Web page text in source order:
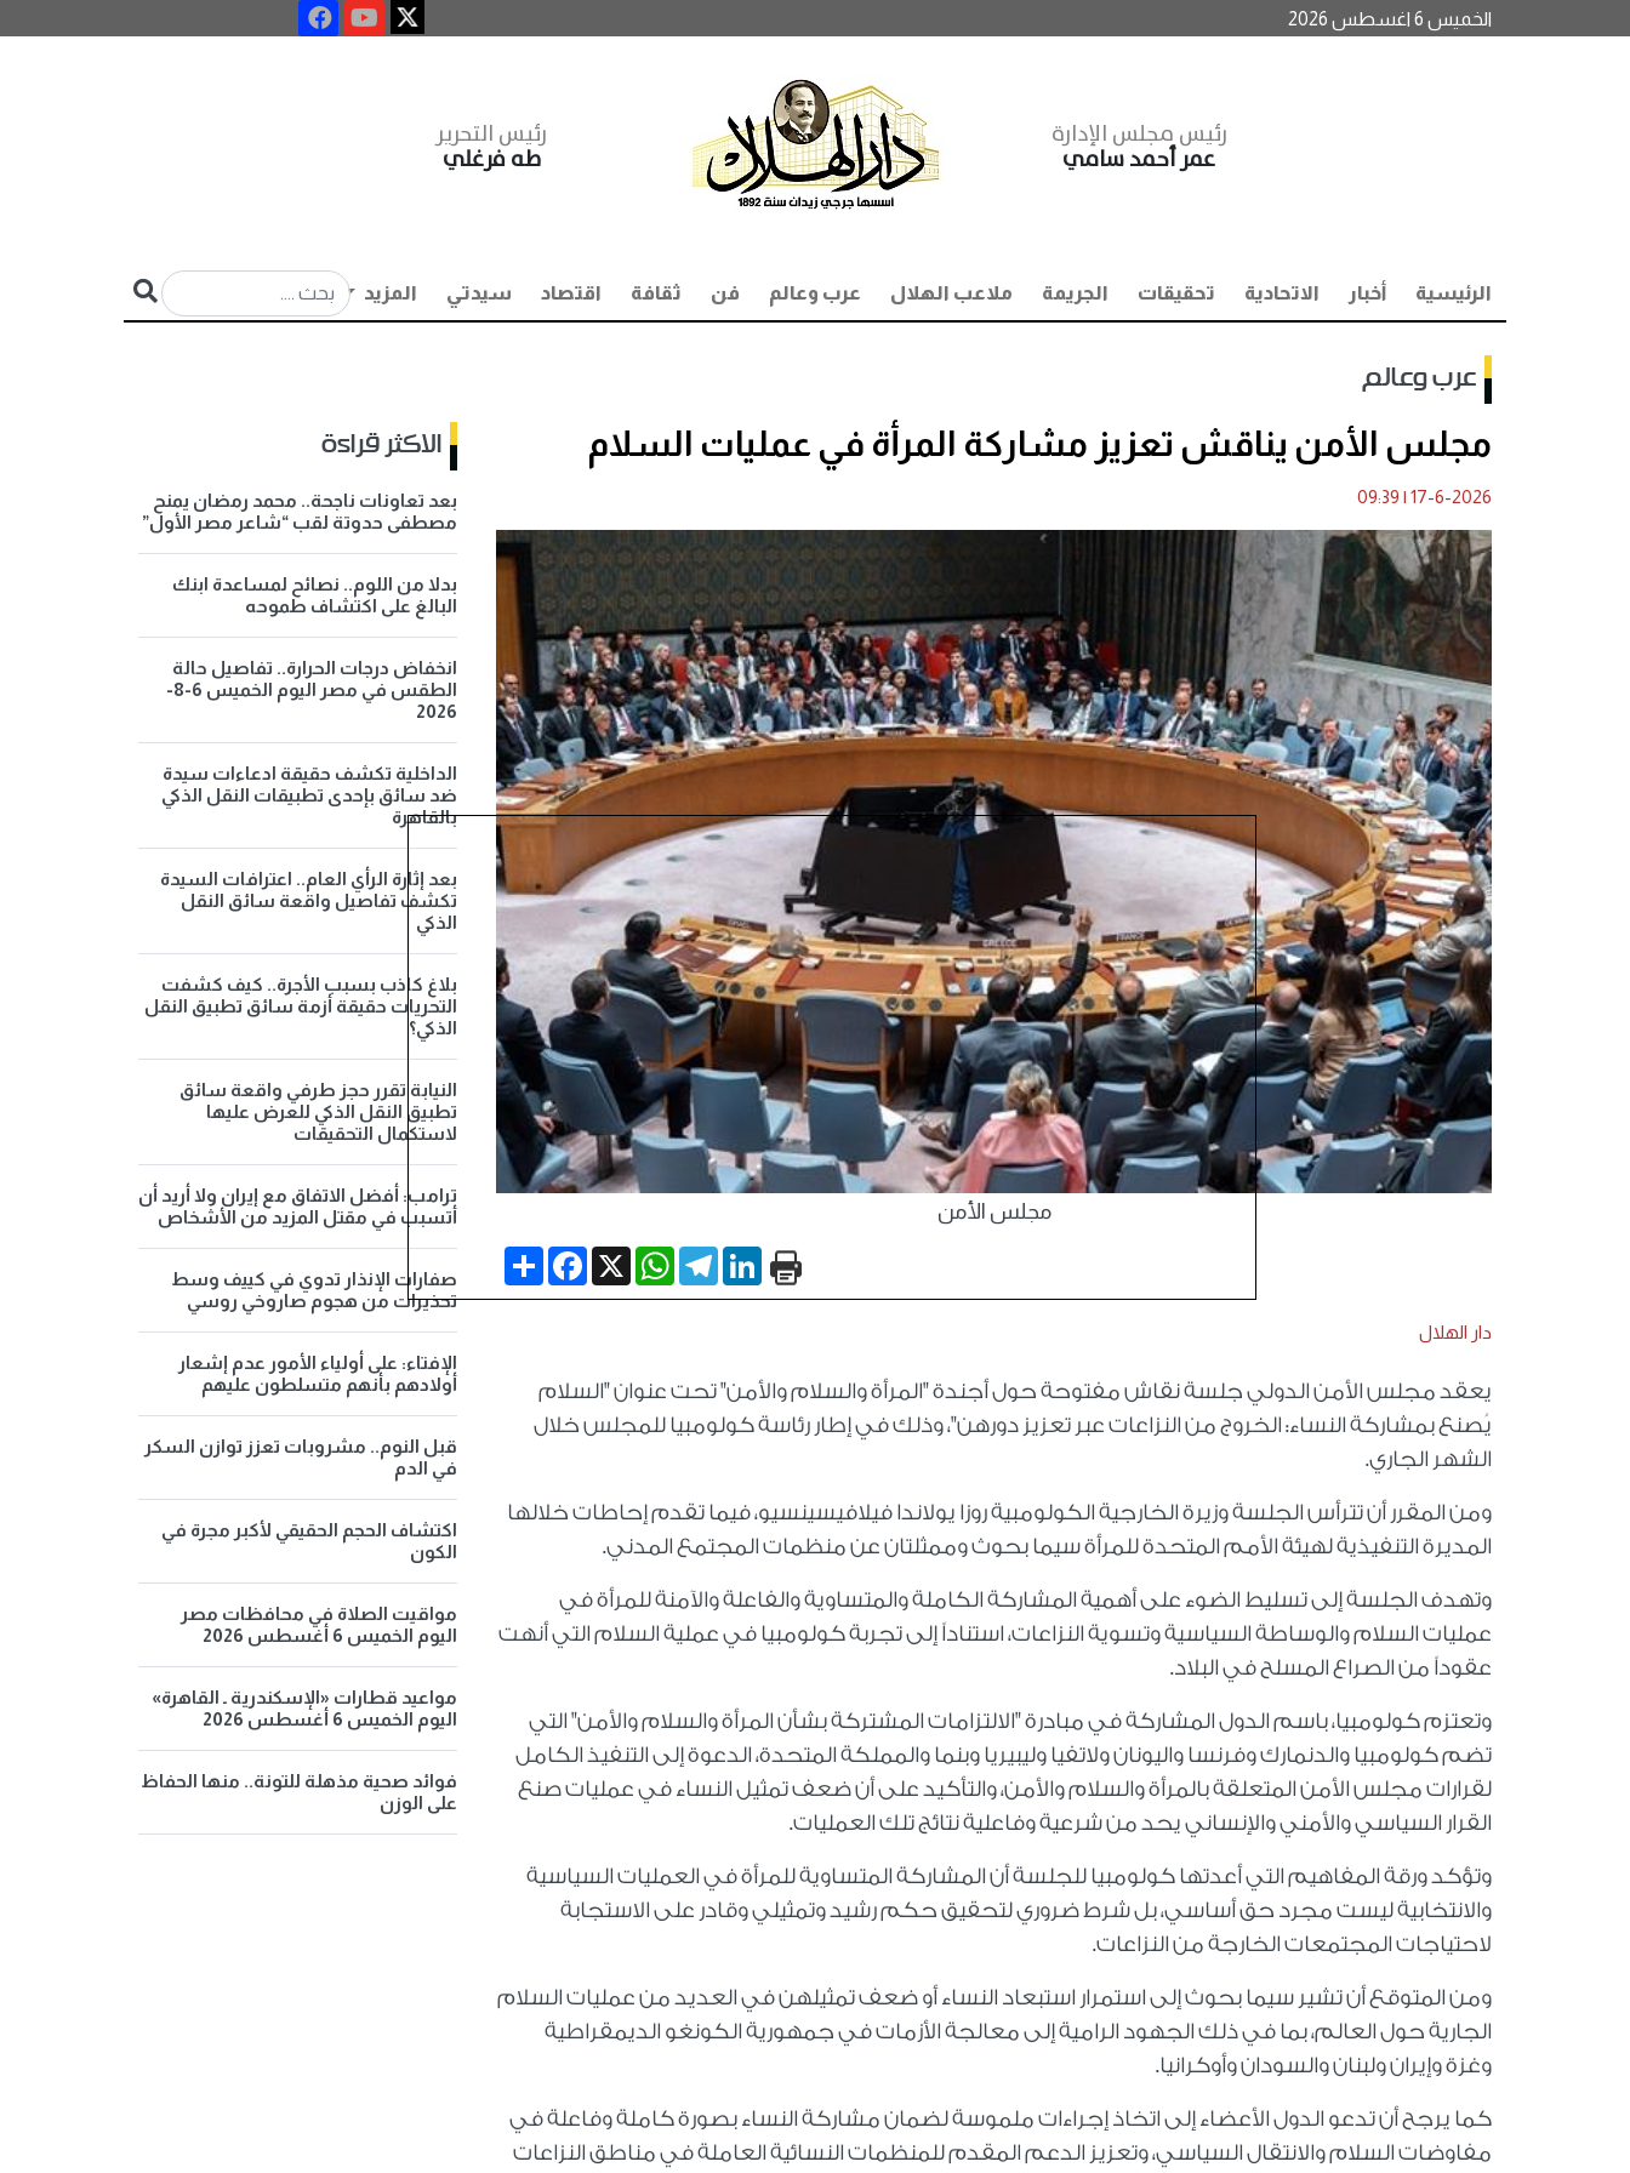
الخميس 6 اغسطس 2026
رئيس مجلس الإدارة
عمر أحمد سامي
رئيس التحرير
طه فرغلي
الرئيسية أخبار الاتحادية تحقيقات الجريمة ملاعب الهلال عرب وعالم فن ثقافة اقتصاد سيدتي المزيد
عرب وعالم
مجلس الأمن يناقش تعزيز مشاركة المرأة في عمليات السلام
17-6-2026
|
09:39
مجلس الأمن
Share
Facebook X
WhatsApp
TelegramLinkedIn
دار الهلال
يعقد مجلس الأمن الدولي جلسة نقاش مفتوحة حول أجندة "المرأة والسلام والأمن" تحت عنوان "السلام
يُصنع بمشاركة النساء: الخروج من النزاعات عبر تعزيز دورهن"، وذلك في إطار رئاسة كولومبيا للمجلس خلال
الشهر الجاري.
ومن المقرر أن تترأس الجلسة وزيرة الخارجية الكولومبية روزا يولاندا فيلافيسينسيو، فيما تقدم إحاطات خلالها
المديرة التنفيذية لهيئة الأمم المتحدة للمرأة سيما بحوث وممثلتان عن منظمات المجتمع المدني.
وتهدف الجلسة إلى تسليط الضوء على أهمية المشاركة الكاملة والمتساوية والفاعلة والآمنة للمرأة في
عمليات السلام والوساطة السياسية وتسوية النزاعات، استناداً إلى تجربة كولومبيا في عملية السلام التي أنهت
عقوداً من الصراع المسلح في البلاد.
وتعتزم كولومبيا، باسم الدول المشاركة في مبادرة "الالتزامات المشتركة بشأن المرأة والسلام والأمن" التي
تضم كولومبيا والدنمارك وفرنسا واليونان ولاتفيا وليبيريا وبنما والمملكة المتحدة، الدعوة إلى التنفيذ الكامل
لقرارات مجلس الأمن المتعلقة بالمرأة والسلام والأمن، والتأكيد على أن ضعف تمثيل النساء في عمليات صنع
القرار السياسي والأمني والإنساني يحد من شرعية وفاعلية نتائج تلك العمليات.
وتؤكد ورقة المفاهيم التي أعدتها كولومبيا للجلسة أن المشاركة المتساوية للمرأة في العمليات السياسية
والانتخابية ليست مجرد حق أساسي، بل شرط ضروري لتحقيق حكم رشيد وتمثيلي وقادر على الاستجابة
لاحتياجات المجتمعات الخارجة من النزاعات.
ومن المتوقع أن تشير سيما بحوث إلى استمرار استبعاد النساء أو ضعف تمثيلهن في العديد من عمليات السلام
الجارية حول العالم، بما في ذلك الجهود الرامية إلى معالجة الأزمات في جمهورية الكونغو الديمقراطية
وغزة وإيران ولبنان والسودان وأوكرانيا.
كما يرجح أن تدعو الدول الأعضاء إلى اتخاذ إجراءات ملموسة لضمان مشاركة النساء بصورة كاملة وفاعلة في
مفاوضات السلام والانتقال السياسي، وتعزيز الدعم المقدم للمنظمات النسائية العاملة في مناطق النزاعات
الاكثر قراءة
بعد تعاونات ناجحة.. محمد رمضان يمنح
مصطفى حدوتة لقب “شاعر مصر الأول”
بدلا من اللوم.. نصائح لمساعدة ابنك
البالغ على اكتشاف طموحه
انخفاض درجات الحرارة.. تفاصيل حالة
الطقس في مصر اليوم الخميس 6-8-
2026
الداخلية تكشف حقيقة ادعاءات سيدة
ضد سائق بإحدى تطبيقات النقل الذكي
بالقاهرة
بعد إثارة الرأي العام.. اعترافات السيدة
تكشف تفاصيل واقعة سائق النقل
الذكي
بلاغ كاذب بسبب الأجرة.. كيف كشفت
التحريات حقيقة أزمة سائق تطبيق النقل
الذكي؟
النيابة تقرر حجز طرفي واقعة سائق
تطبيق النقل الذكي للعرض عليها
لاستكمال التحقيقات
ترامب: أفضل الاتفاق مع إيران ولا أريد أن
أتسبب في مقتل المزيد من الأشخاص
صفارات الإنذار تدوي في كييف وسط
تحذيرات من هجوم صاروخي روسي
الإفتاء: على أولياء الأمور عدم إشعار
أولادهم بأنهم متسلطون عليهم
قبل النوم.. مشروبات تعزز توازن السكر
في الدم
اكتشاف الحجم الحقيقي لأكبر مجرة في
الكون
مواقيت الصلاة في محافظات مصر
اليوم الخميس 6 أغسطس 2026
مواعيد قطارات «الإسكندرية ـ القاهرة»
اليوم الخميس 6 أغسطس 2026
فوائد صحية مذهلة للتونة.. منها الحفاظ
على الوزن